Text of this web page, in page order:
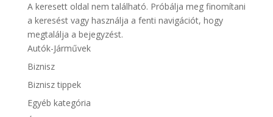
A keresett oldal nem található. Próbálja meg finomítani
a keresést vagy használja a fenti navigációt, hogy
megtalálja a bejegyzést.
Autók-Járművek
Biznisz
Biznisz tippek
Egyéb kategória